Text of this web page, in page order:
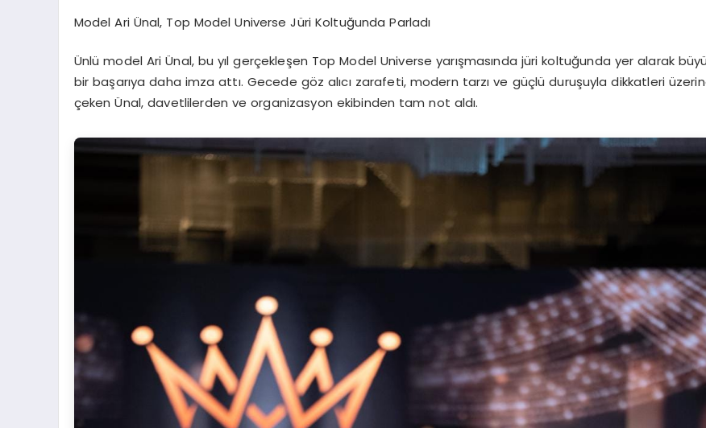
Model Ari Ünal, Top Model Universe Jüri Koltuğunda Parladı
Ünlü model Ari Ünal, bu yıl gerçekleşen Top Model Universe yarışmasında jüri koltuğunda yer alarak
bir başarıya daha imza attı. Gecede göz alıcı zarafeti, modern tarzı ve güçlü duruşuyla dikkatleri
çeken Ünal, davetlilerden ve organizasyon ekibinden tam not aldı.